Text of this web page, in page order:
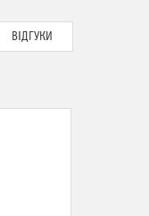
ВІДГУКИ